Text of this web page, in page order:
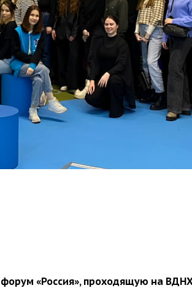
форум «Россия», проходящую на